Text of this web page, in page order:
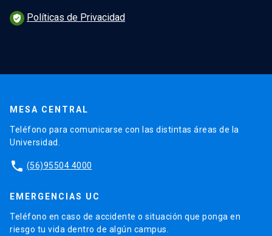
verified_user Políticas de Privacidad
MESA CENTRAL
Teléfono para comunicarse con las distintas áreas de la
Universidad.
phone (56)95504 4000
EMERGENCIAS UC
Teléfono en caso de accidente o situación que ponga en
riesgo tu vida dentro de algún campus.